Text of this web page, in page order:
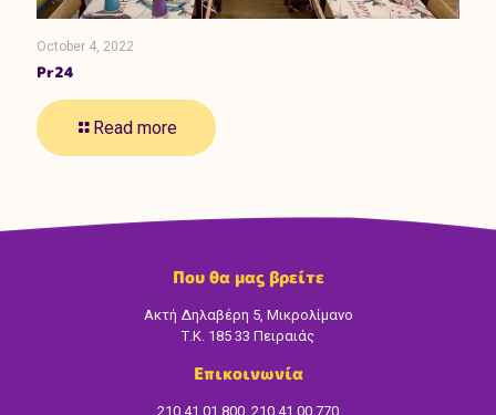
October 4, 2022
Pr24
Read more
Που θα μας βρείτε
Ακτή Δηλαβέρη 5, Μικρολίμανο
Τ.Κ. 185 33 Πειραιάς
Επικοινωνία
210 41 01 800, 210 41 00 770